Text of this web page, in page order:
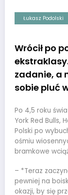
Łukasz Podolski
Wrócił po
zadanie, a
sobie pluć
Po 4,5 roku
York Red Bulls,
Polski po
ośmiu
bramkowe
– *Teraz
pewniej na
okazji, by się